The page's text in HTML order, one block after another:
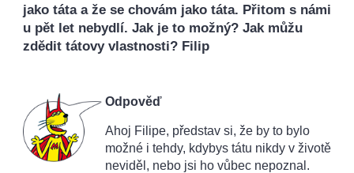
jako táta a že se chovám jako táta. Přitom s námi
u pět let nebydlí. Jak je to možný? Jak můžu
zdědit tátovy vlastnosti? Filip
Odpověď
Ahoj Filipe, představ si, že by to bylo
možné i tehdy, kdybys tátu nikdy v životě
neviděl, nebo jsi ho vůbec nepoznal.